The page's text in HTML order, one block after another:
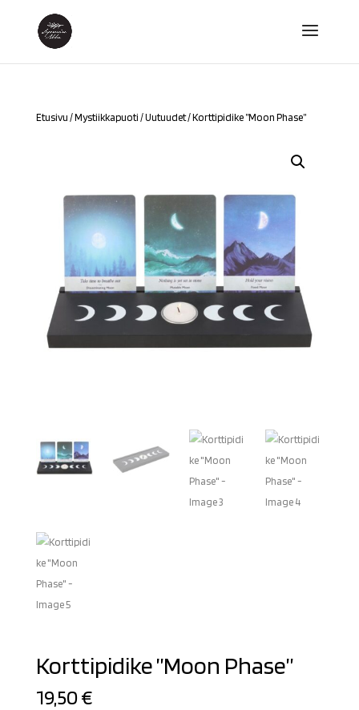
Etusivu /Mystiikkapuoti /Uutuudet/ Korttipidike ”Moon Phase”
Korttipidike ”Moon Phase”
19,50€